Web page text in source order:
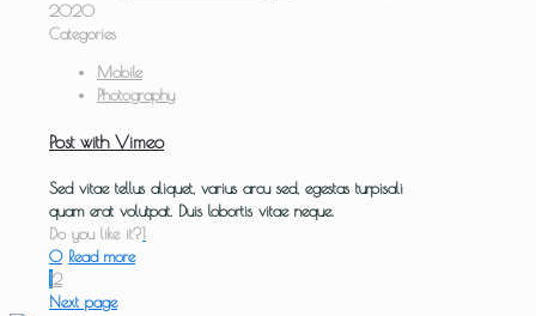
2020
Categories
Mobile
Photography
Post with Vimeo
Sed vitae tellus aliquet, varius arcu sed, egestas turpisali
quam erat volutpat. Duis lobortis vitae neque.
Do you like it?1
0 Read more
12
Next page